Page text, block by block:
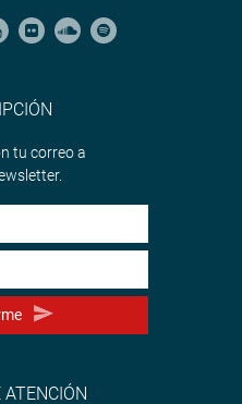
tu correo a
ATENCIÓN